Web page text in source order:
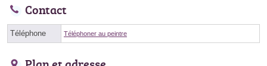
Contact
Téléphone Téléphoner au peintre